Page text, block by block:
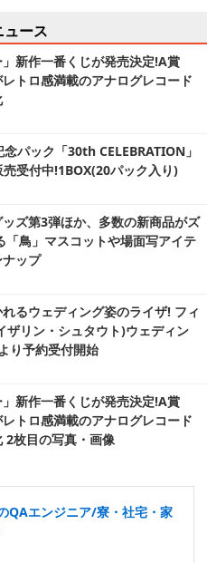
ュース
」新作一番くじが発売決定!A賞
トロ感満載のアナログレコード
念パック「30th CELEBRATION」
受付中!1BOX(20パック入り)
ッズ第3弾ほか、多数の新商品がズ
「鳥」マスコットや場面写アイテ
ップ
るウェディング姿のライザ! フィ
ザリン・シュタウト)ウェディン
り予約受付開始
」新作一番くじが発売決定!A賞
トロ感満載のアナログレコード
2枚目の写真・画像
QAエンジニア/寮・社宅・家